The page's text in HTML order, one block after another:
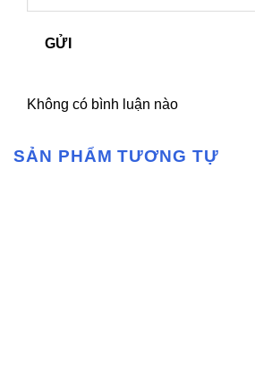
GỬI
Không có bình luận nào
SẢN PHẨM TƯƠNG TỰ